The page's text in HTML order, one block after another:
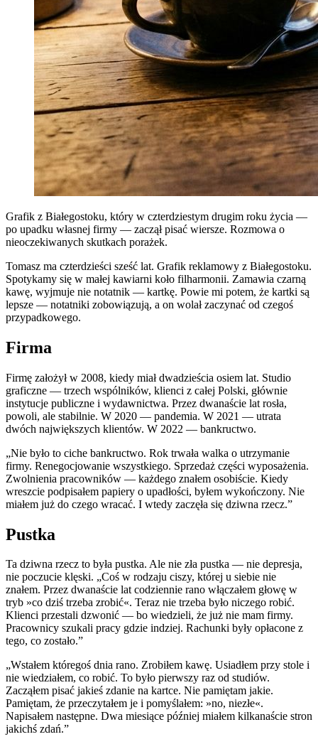
Grafik z Białegostoku, który w czterdziestym drugim roku życia —
po upadku własnej firmy — zaczął pisać wiersze. Rozmowa o
nieoczekiwanych skutkach porażek.
Tomasz ma czterdzieści sześć lat. Grafik reklamowy z Białegostoku.
Spotykamy się w małej kawiarni koło filharmonii. Zamawia czarną
kawę, wyjmuje nie notatnik — kartkę. Powie mi potem, że kartki są
lepsze — notatniki zobowiązują, a on wolał zaczynać od czegoś
przypadkowego.
Firma
Firmę założył w 2008, kiedy miał dwadzieścia osiem lat. Studio
graficzne — trzech wspólników, klienci z całej Polski, głównie
instytucje publiczne i wydawnictwa. Przez dwanaście lat rosła,
powoli, ale stabilnie. W 2020 — pandemia. W 2021 — utrata
dwóch największych klientów. W 2022 — bankructwo.
„Nie było to ciche bankructwo. Rok trwała walka o utrzymanie
firmy. Renegocjowanie wszystkiego. Sprzedaż części wyposażenia.
Zwolnienia pracowników — każdego znałem osobiście. Kiedy
wreszcie podpisałem papiery o upadłości, byłem wykończony. Nie
miałem już do czego wracać. I wtedy zaczęła się dziwna rzecz.”
Pustka
Ta dziwna rzecz to była pustka. Ale nie zła pustka — nie depresja,
nie poczucie klęski. „Coś w rodzaju ciszy, której u siebie nie
znałem. Przez dwanaście lat codziennie rano włączałem głowę w
tryb »co dziś trzeba zrobić«. Teraz nie trzeba było niczego robić.
Klienci przestali dzwonić — bo wiedzieli, że już nie mam firmy.
Pracownicy szukali pracy gdzie indziej. Rachunki były opłacone z
tego, co zostało.”
„Wstałem któregoś dnia rano. Zrobiłem kawę. Usiadłem przy stole i
nie wiedziałem, co robić. To było pierwszy raz od studiów.
Zacząłem pisać jakieś zdanie na kartce. Nie pamiętam jakie.
Pamiętam, że przeczytałem je i pomyślałem: »no, niezłe«.
Napisałem następne. Dwa miesiące później miałem kilkanaście stron
jakichś zdań.”